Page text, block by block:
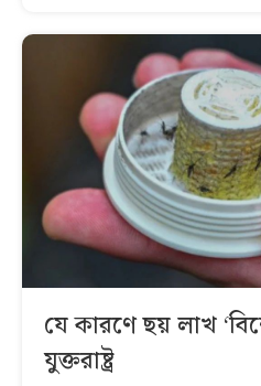
যে কারণে ছয় লাখ
যুক্তরাষ্ট্র